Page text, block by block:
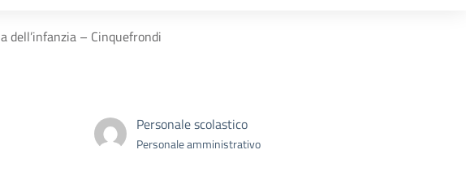
dell’infanzia – Cinquefrondi
Personale scolastico
Personale amministrativo